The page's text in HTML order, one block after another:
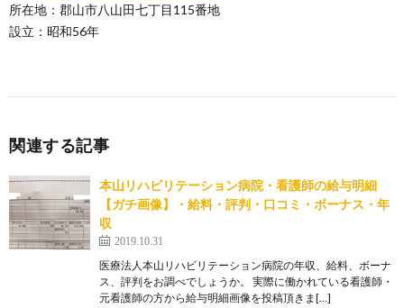
所在地：郡山市八山田七丁目115番地
設立：昭和56年
関連する記事
本山リハビリテーション病院・看護師の給与明細
【ガチ画像】・給料・評判・口コミ・ボーナス・年
収
2019.10.31
医療法人本山リハビリテーション病院の年収、給料、ボーナ
ス、評判をお調べでしょうか。 実際に働かれている看護師・
元看護師の方から給与明細画像を投稿頂きま[…]